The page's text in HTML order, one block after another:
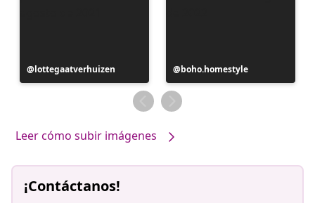
Publicación
realizada
lottegaatverhuizen
Publicación
realizada
por
boho.homestyle
Leer cómo subir imágenes
¡Contáctanos!